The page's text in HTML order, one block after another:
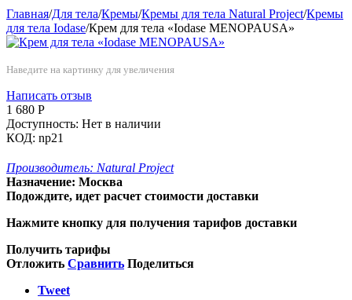
Главная/Для тела/Кремы/Кремы для тела Natural Project/Кремы
для тела Iodase/Крем для тела «Iodase MENOPAUSA»
Наведите на картинку для увеличения
Написать отзыв
1 680 Р
Доступность: Нет в наличии
КОД: np21
Производитель: Natural Project
Назначение: Москва
Подождите, идет расчет стоимости доставки
Нажмите кнопку для получения тарифов доставки
Получить тарифы
Отложить Сравнить Поделиться
Tweet